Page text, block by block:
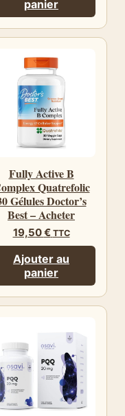
panier
Fully Active B
Quatrefolic
Gélules Doctor’s
Best – Acheter
19,50€ TTC
Ajouter au
panier